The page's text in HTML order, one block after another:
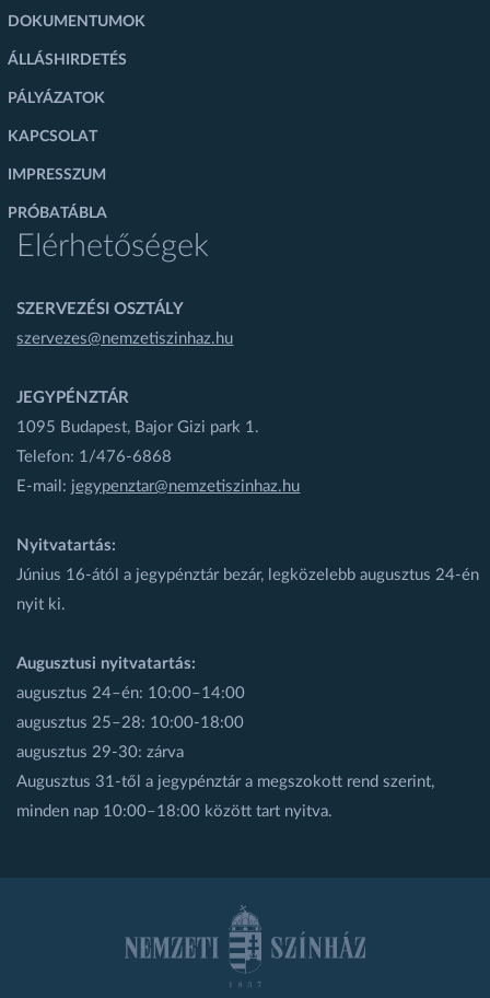
DOKUMENTUMOK
ÁLLÁSHIRDETÉS
PÁLYÁZATOK
KAPCSOLAT
IMPRESSZUM
PRÓBATÁBLA
Elérhetőségek
SZERVEZÉSI OSZTÁLY
szervezes@nemzetiszinhaz.hu
JEGYPÉNZTÁR
1095 Budapest, Bajor Gizi park 1.
Telefon: 1/476-6868
E-mail: jegypenztar@nemzetiszinhaz.hu
Nyitvatartás:
Június 16-ától a jegypénztár bezár, legközelebb augusztus 24-én
nyit ki.
Augusztusi nyitvatartás:
augusztus 24–én: 10:00–14:00
augusztus 25–28: 10:00-18:00
augusztus 29-30: zárva
Augusztus 31-től a jegypénztár a megszokott rend szerint,
minden nap 10:00–18:00 között tart nyitva.